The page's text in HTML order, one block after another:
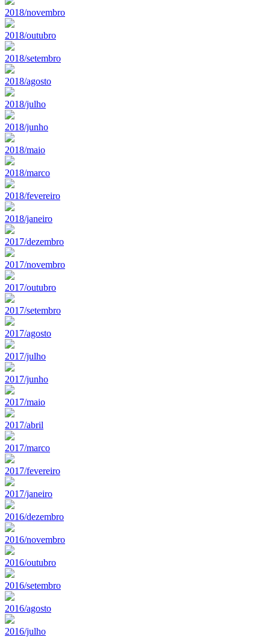
2018/novembro
2018/outubro
2018/setembro
2018/agosto
2018/julho
2018/junho
2018/maio
2018/marco
2018/fevereiro
2018/janeiro
2017/dezembro
2017/novembro
2017/outubro
2017/setembro
2017/agosto
2017/julho
2017/junho
2017/maio
2017/abril
2017/marco
2017/fevereiro
2017/janeiro
2016/dezembro
2016/novembro
2016/outubro
2016/setembro
2016/agosto
2016/julho